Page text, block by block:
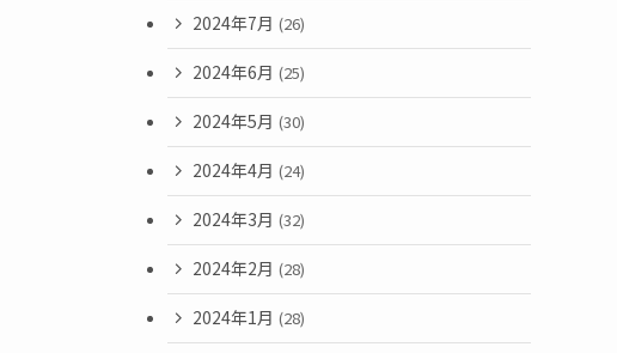
2024年7月 (26)
2024年6月 (25)
2024年5月 (30)
2024年4月 (24)
2024年3月 (32)
2024年2月 (28)
2024年1月 (28)